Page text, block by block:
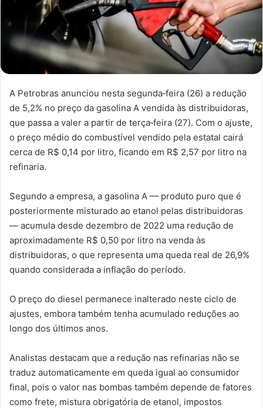
A Petrobras anunciou nesta segunda‑feira (26) a redução
de 5,2% no preço da gasolina A vendida às distribuidoras,
que passa a valer a partir de terça‑feira (27). Com o ajuste,
o preço médio do combustível vendido pela estatal cairá
cerca de R$ 0,14 por litro, ficando em R$ 2,57 por litro na
refinaria.
Segundo a empresa, a gasolina A — produto puro que é
posteriormente misturado ao etanol pelas distribuidoras
— acumula desde dezembro de 2022 uma redução de
aproximadamente R$ 0,50 por litro na venda às
distribuidoras, o que representa uma queda real de 26,9%
quando considerada a inflação do período.
O preço do diesel permanece inalterado neste ciclo de
ajustes, embora também tenha acumulado reduções ao
longo dos últimos anos.
Analistas destacam que a redução nas refinarias não se
traduz automaticamente em queda igual ao consumidor
final, pois o valor nas bombas também depende de fatores
como frete, mistura obrigatória de etanol, impostos